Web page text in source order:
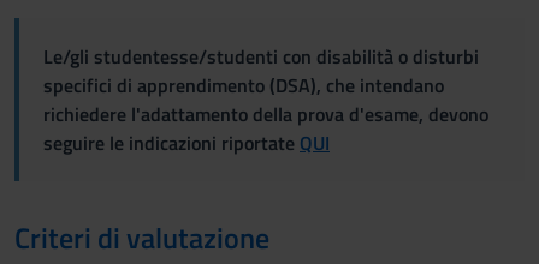
Le/gli studentesse/studenti con disabilità o disturbi
specifici di apprendimento (DSA), che intendano
richiedere l'adattamento della prova d'esame, devono
seguire le indicazioni riportate QUI
Criteri di valutazione